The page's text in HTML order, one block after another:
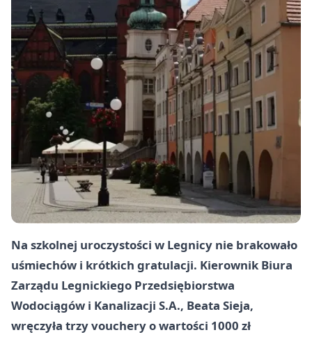
Na szkolnej uroczystości w Legnicy nie brakowało
uśmiechów i krótkich gratulacji. Kierownik Biura
Zarządu Legnickiego Przedsiębiorstwa
Wodociągów i Kanalizacji S.A., Beata Sieja,
wręczyła trzy vouchery o wartości 1000 zł